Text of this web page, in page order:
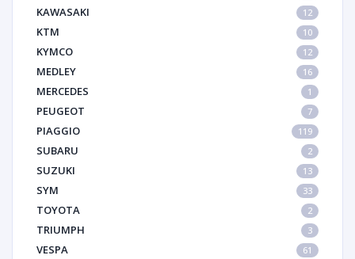
KAWASAKI 12
KTM 10
KYMCO 12
MEDLEY 16
MERCEDES 1
PEUGEOT 7
PIAGGIO 119
SUBARU 2
SUZUKI 13
SYM 33
TOYOTA 2
TRIUMPH 3
VESPA 61